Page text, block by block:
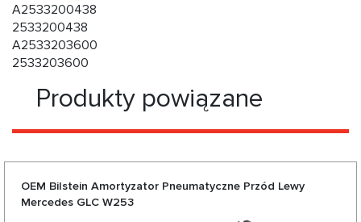
A2533200438
2533200438
A2533203600
2533203600
Produkty powiązane
OEM Bilstein Amortyzator Pneumatyczne Przód Lewy
Mercedes GLC W253